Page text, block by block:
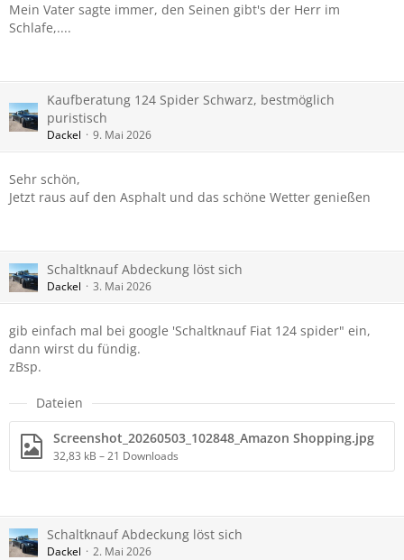
Mein Vater sagte immer, den Seinen gibt's der Herr im
Schlafe,....
Kaufberatung 124 Spider Schwarz, bestmöglich
puristisch
Dackel 9. Mai 2026
Sehr schön,
Jetzt raus auf den Asphalt und das schöne Wetter genießen
Schaltknauf Abdeckung löst sich
Dackel 3. Mai 2026
gib einfach mal bei google 'Schaltknauf Fiat 124 spider" ein,
dann wirst du fündig.
zBsp.
Dateien
Screenshot_20260503_102848_Amazon Shopping.jpg
32,83 kB – 21 Downloads
Schaltknauf Abdeckung löst sich
Dackel 2. Mai 2026